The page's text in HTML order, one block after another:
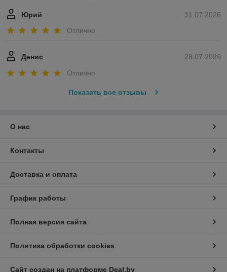
31.07.2026
Юрий
Отлично
28.07.2026
Денис
Отлично
Показать все отзывы
О нас
Контакты
Доставка и оплата
График работы
Полная версия сайта
Политика обработки cookies
Сайт создан на платформе Deal.by